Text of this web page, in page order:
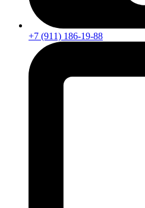
+7 (911) 186-19-88